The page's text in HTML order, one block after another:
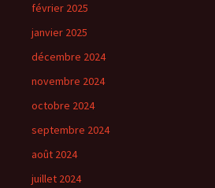
février 2025
janvier 2025
décembre 2024
novembre 2024
octobre 2024
septembre 2024
août 2024
juillet 2024